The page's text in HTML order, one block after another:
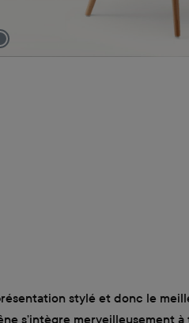
stylé et donc le
s’intègre merveilleusement